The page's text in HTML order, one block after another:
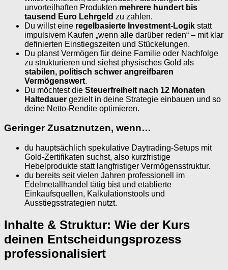
unvorteilhaften Produkten mehrere hundert bis
tausend Euro Lehrgeld zu zahlen.
Du willst eine regelbasierte Investment-Logik statt
impulsivem Kaufen „wenn alle darüber reden“ – mit klar
definierten Einstiegszeiten und Stückelungen.
Du planst Vermögen für deine Familie oder Nachfolge
zu strukturieren und siehst physisches Gold als
stabilen, politisch schwer angreifbaren
Vermögenswert.
Du möchtest die Steuerfreiheit nach 12 Monaten
Haltedauer gezielt in deine Strategie einbauen und so
deine Netto-Rendite optimieren.
Geringer Zusatznutzen, wenn…
du hauptsächlich spekulative Daytrading-Setups mit
Gold-Zertifikaten suchst, also kurzfristige
Hebelprodukte statt langfristiger Vermögensstruktur.
du bereits seit vielen Jahren professionell im
Edelmetallhandel tätig bist und etablierte
Einkaufsquellen, Kalkulationstools und
Ausstiegsstrategien nutzt.
Inhalte & Struktur: Wie der Kurs
deinen Entscheidungsprozess
professionalisiert